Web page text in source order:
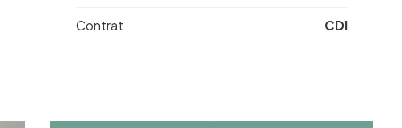
Contrat CDI